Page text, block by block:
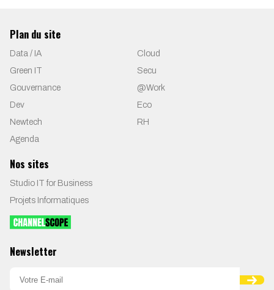
Plan du site
Data / IA
Cloud
Green IT
Secu
Gouvernance
@Work
Dev
Eco
Newtech
RH
Agenda
Nos sites
Studio IT for Business
Projets Informatiques
Newsletter